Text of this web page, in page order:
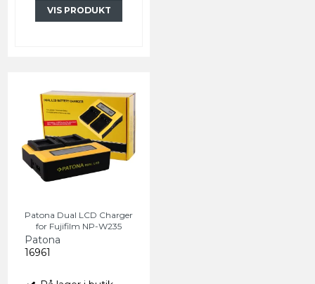
VIS PRODUKT
Patona Dual LCD Charger
for Fujifilm NP-W235
Patona
16961